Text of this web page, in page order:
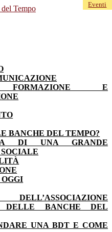
FORMAZIONE E
BANCHE DEL TEMPO?
DI UNA GRANDE
DELLE BANCHE DEL
UNA BDT E COME
Eventi